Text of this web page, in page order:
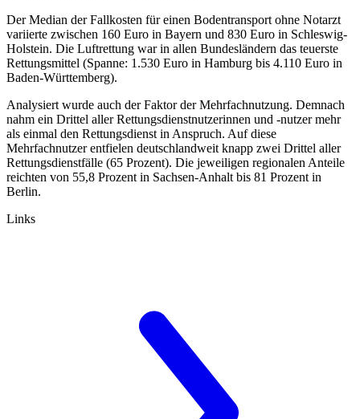
Der Median der Fallkosten für einen Bodentransport ohne Notarzt
variierte zwischen 160 Euro in Bayern und 830 Euro in Schleswig-
Holstein. Die Luftrettung war in allen Bundesländern das teuerste
Rettungsmittel (Spanne: 1.530 Euro in Hamburg bis 4.110 Euro in
Baden-Württemberg).
Analysiert wurde auch der Faktor der Mehrfachnutzung. Demnach
nahm ein Drittel aller Rettungsdienstnutzerinnen und -nutzer mehr
als einmal den Rettungsdienst in Anspruch. Auf diese
Mehrfachnutzer entfielen deutschlandweit knapp zwei Drittel aller
Rettungsdienstfälle (65 Prozent). Die jeweiligen regionalen Anteile
reichten von 55,8 Prozent in Sachsen-Anhalt bis 81 Prozent in
Berlin.
Links